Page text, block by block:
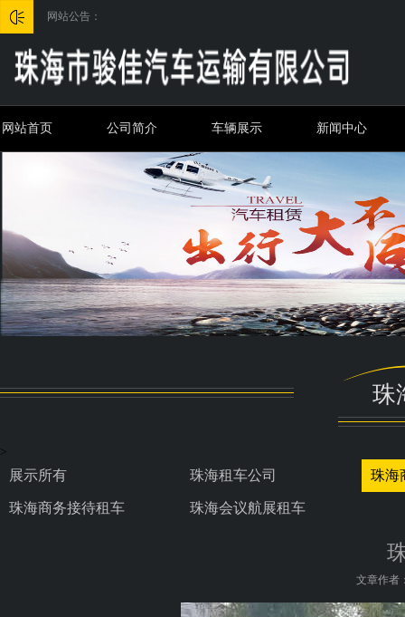
网站公告：
网站首页 公司简介 车辆展示 新闻中心
珠
>
展示所有 珠海租车公司 珠海
珠海商务接待租车 珠海会议航展租车
文章作者